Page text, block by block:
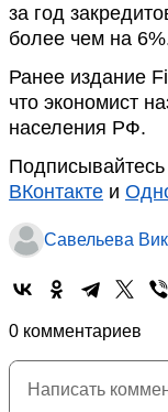
за год
более чем на
Ранее издание
что экономист
населения РФ.
ВКонтакте и
Савельева
0 комментариев